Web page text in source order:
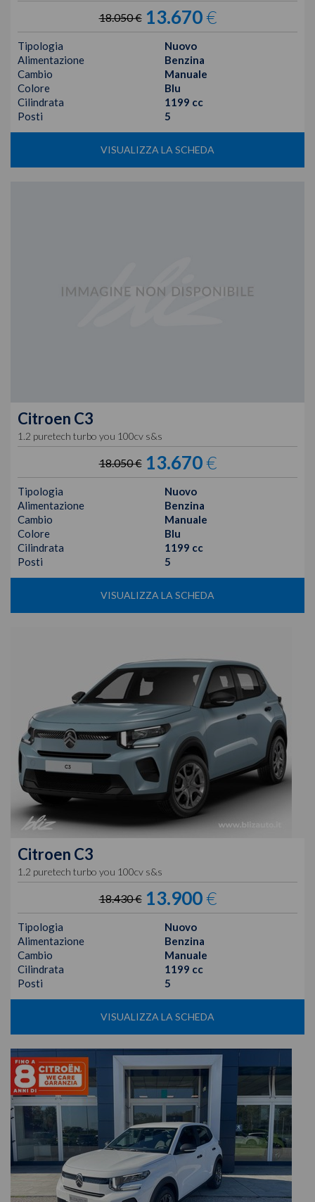
18.050 € 13.670€
Tipologia
Nuovo
Alimentazione
Benzina
Cambio
Manuale
Colore
Blu
Cilindrata
1199 cc
Posti
5
VISUALIZZA LA SCHEDA
Citroen C3
1.2 puretech turbo you 100cv s&s
18.050 € 13.670€
Tipologia
Nuovo
Alimentazione
Benzina
Cambio
Manuale
Colore
Blu
Cilindrata
1199 cc
Posti
5
VISUALIZZA LA SCHEDA
Citroen C3
1.2 puretech turbo you 100cv s&s
18.430 € 13.900€
Tipologia
Nuovo
Alimentazione
Benzina
Cambio
Manuale
Cilindrata
1199 cc
Posti
5
VISUALIZZA LA SCHEDA